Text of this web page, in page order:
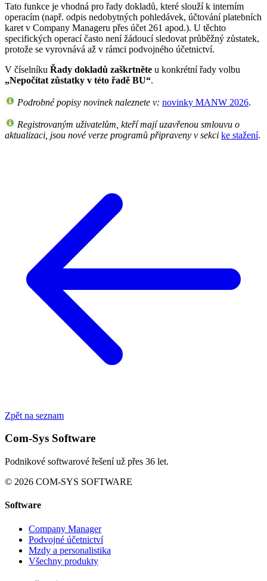
Tato funkce je vhodná pro řady dokladů, které slouží k interním
operacím (např. odpis nedobytných pohledávek, účtování platebních
karet v Company Manageru přes účet 261 apod.). U těchto
specifických operací často není žádoucí sledovat průběžný zůstatek,
protože se vyrovnává až v rámci podvojného účetnictví.
V číselníku Řady dokladů zaškrtněte u konkrétní řady volbu
„Nepočítat zůstatky v této řadě BU“.
Podrobné popisy novinek naleznete v: novinky MANW 2026.
Registrovaným uživatelům, kteří mají uzavřenou smlouvu o
aktualizaci, jsou nové verze programů připraveny v sekci ke stažení.
Zpět na seznam
Com-Sys Software
Podnikové softwarové řešení už přes 36 let.
© 2026 COM-SYS SOFTWARE
Software
Company Manager
Podvojné účetnictví
Mzdy a personalistika
Všechny produkty